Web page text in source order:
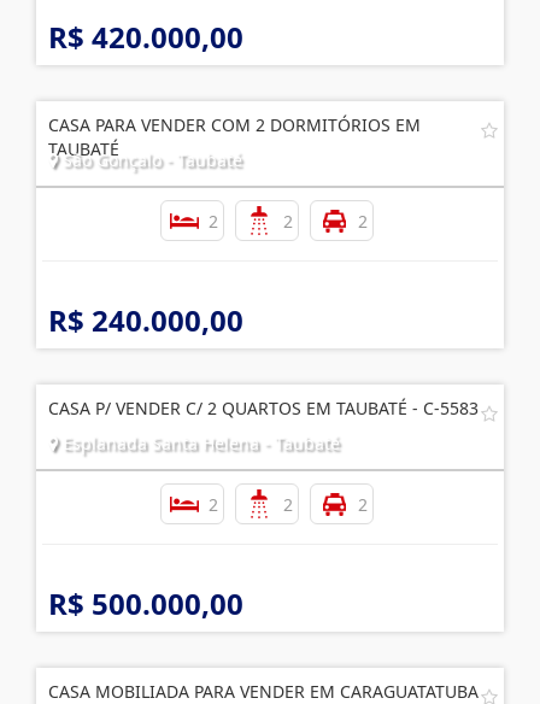
R$ 420.000,00
CASA PARA VENDER COM 2 DORMITÓRIOS EM
TAUBATÉ
São Gonçalo - Taubaté
2 2 2
R$ 240.000,00
CASA P/ VENDER C/ 2 QUARTOS EM TAUBATÉ - C-5583
Esplanada Santa Helena - Taubaté
2 2 2
R$ 500.000,00
CASA MOBILIADA PARA VENDER EM CARAGUATATUBA